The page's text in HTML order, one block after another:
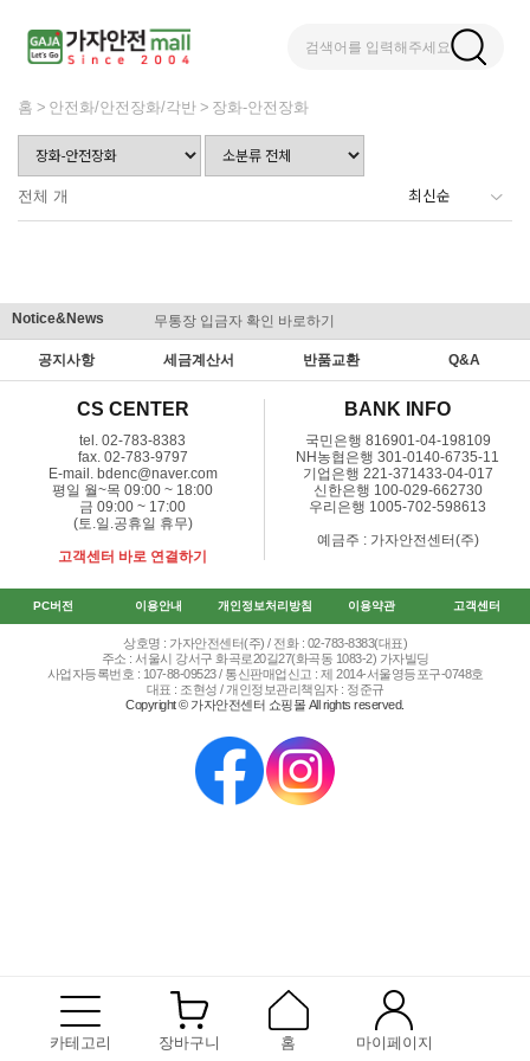
검색어를 입력해주세요
카테고리 장바구니 홈 마이페이지
홈 안전화/안전장화/각반 장화-안전장화
전체 개
Notice&News 무통장 입금자 확인 바로하기
공지사항 세금계산서 반품교환 Q&A
CS CENTER
tel. 02-783-8383
fax. 02-783-9797
E-mail. bdenc@naver.com
평일 월~목 09:00 ~ 18:00
금 09:00 ~ 17:00
(토.일.공휴일 휴무)
고객센터 바로 연결하기
BANK INFO
국민은행 816901-04-198109
NH농협은행 301-0140-6735-11
기업은행 221-371433-04-017
신한은행 100-029-662730
우리은행 1005-702-598613
예금주 : 가자안전센터(주)
PC버전 이용안내 개인정보처리방침 이용약관 고객센터
상호명 : 가자안전센터(주) / 전화 : 02-783-8383(대표)
주소 : 서울시 강서구 화곡로20길27(화곡동 1083-2) 가자빌딩
사업자등록번호 : 107-88-09523 / 통신판매업신고 : 제 2014-서울영등포구-0748호
대표 : 조현성 / 개인정보관리책임자 : 정준규
Copyright © 가자안전센터 쇼핑몰 All rights reserved.